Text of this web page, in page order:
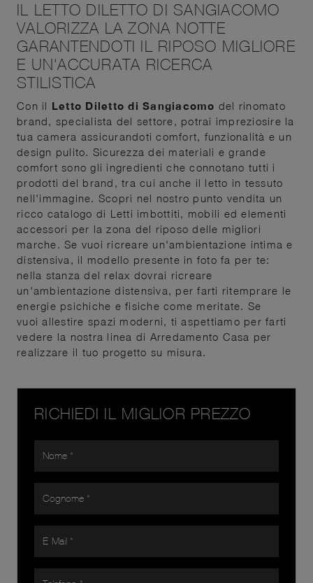
IL LETTO DILETTO DI SANGIACOMO
VALORIZZA LA ZONA NOTTE
GARANTENDOTI IL RIPOSO MIGLIORE
E UN'ACCURATA RICERCA
STILISTICA
Con il Letto Diletto di Sangiacomo del rinomato
brand, specialista del settore, potrai impreziosire la
tua camera assicurandoti comfort, funzionalità e un
design pulito. Sicurezza dei materiali e grande
comfort sono gli ingredienti che connotano tutti i
prodotti del brand, tra cui anche il letto in tessuto
nell'immagine. Scopri nel nostro punto vendita un
ricco catalogo di Letti imbottiti, mobili ed elementi
accessori per la zona del riposo delle migliori
marche. Se vuoi ricreare un'ambientazione intima e
distensiva, il modello presente in foto fa per te:
nella stanza del relax dovrai ricreare
un'ambientazione distensiva, per farti ritemprare le
energie psichiche e fisiche come meritate. Se
vuoi allestire spazi moderni, ti aspettiamo per farti
vedere la nostra linea di Arredamento Casa per
realizzare il tuo progetto su misura.
RICHIEDI IL MIGLIOR PREZZO